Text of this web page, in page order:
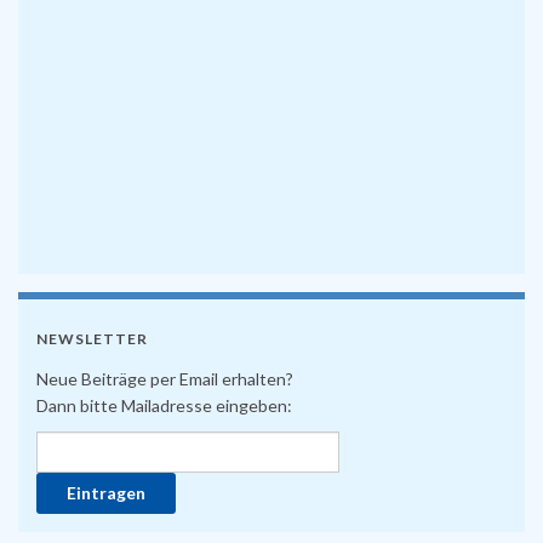
NEWSLETTER
Neue Beiträge per Email erhalten?
Dann bitte Mailadresse eingeben: